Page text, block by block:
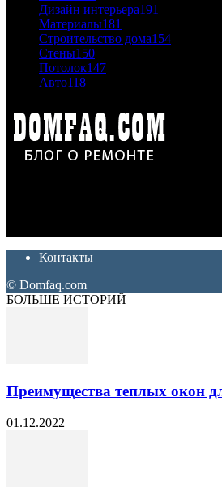
Дизайн интерьера191
Материалы181
Строительство дома154
Стены150
Потолок147
Авто118
Контакты
© Domfaq.com
БОЛЬШЕ ИСТОРИЙ
Преимущества теплых окон
01.12.2022